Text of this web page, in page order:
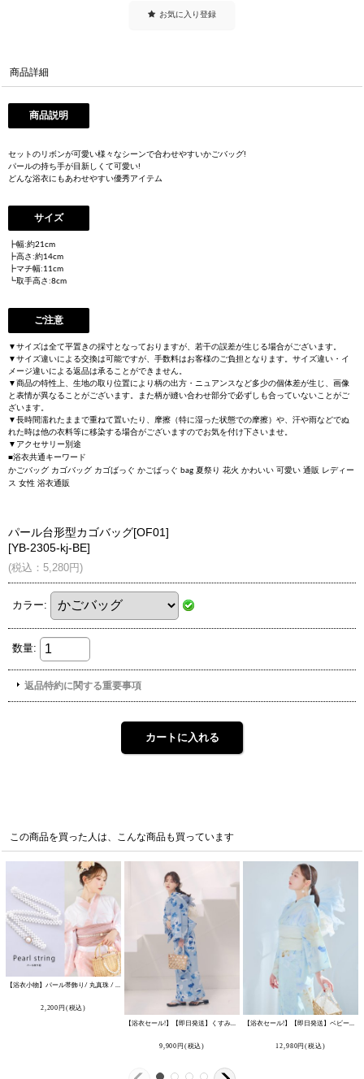
お気に入り登録
商品詳細
商品説明
セットのリボンが可愛い様々なシーンで合わせやすいかごバッグ!
パールの持ち手が目新しくて可愛い!
どんな浴衣にもあわせやすい優秀アイテム
サイズ
┣幅:約21cm
┣高さ:約14cm
┣マチ幅:11cm
┗取手高さ:8cm
ご注意
▼サイズは全て平置きの採寸となっておりますが、若干の誤差が生じる場合がございます。
▼サイズ違いによる交換は可能ですが、手数料はお客様のご負担となります。サイズ違い・イ
メージ違いによる返品は承ることができません。
▼商品の特性上、生地の取り位置により柄の出方・ニュアンスなど多少の個体差が生じ、画像
と表情が異なることがございます。また柄が縫い合わせ部分で必ずしも合っていないことがご
ざいます。
▼長時間濡れたままで重ねて置いたり、摩擦（特に湿った状態での摩擦）や、汗や雨などでぬ
れた時は他の衣料等に移染する場合がございますのでお気を付け下さいませ。
▼アクセサリー別途
■浴衣共通キーワード
かごバッグ カゴバッグ カゴばっぐ かごばっぐ bag 夏祭り 花火 かわいい 可愛い 通販 レディー
ス 女性 浴衣通販
この商品を買った人は、こんな商品も買っています
【浴衣小物】パール帯飾り/ 丸真珠 / 帯飾り / 浴衣飾り紐 [YMT-U] [
2,200円 (税込)
【浴衣セール!】【即日発送】くすみブルー水彩花柄浴衣 【浴衣3点セット 浴衣/帯/下駄】 [OF04/HC03]
9,900円 (税込)
【浴衣セール!】【即日発送】ベビーブルー牡丹＆紫陽花浴衣 【浴衣3点セット 浴衣/帯/下駄】 [OF04]
12,980円(税込)